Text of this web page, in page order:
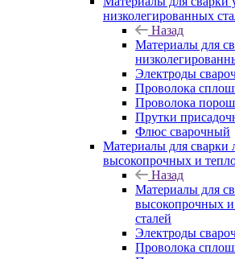
низколегированных
Назад
Материалы для
Электроды
Проволока
Проволока
Прутки
Флюс сварочный
Материалы для сварки
высокопрочных и
Назад
Материалы для
высокопрочных
сталей
Электроды
Проволока